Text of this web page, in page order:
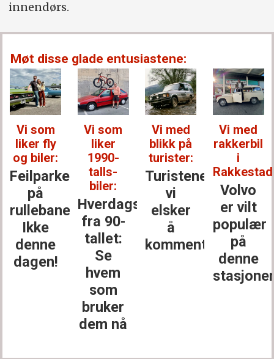
innendørs.
Møt disse glade entusiastene:
Vi som
liker fly
og biler:
Feilparkert
på
rullebanen?
Ikke
denne
dagen!
Vi som
liker
1990-
talls-
biler:
Hverdagsbiler
fra 90-
tallet:
Se
hvem
som
bruker
dem nå
Vi med
blikk på
turister:
Turistene
vi
elsker
å
kommentere
Vi med
rakkerbil
i
Volvo
er vilt
populær
på
denne